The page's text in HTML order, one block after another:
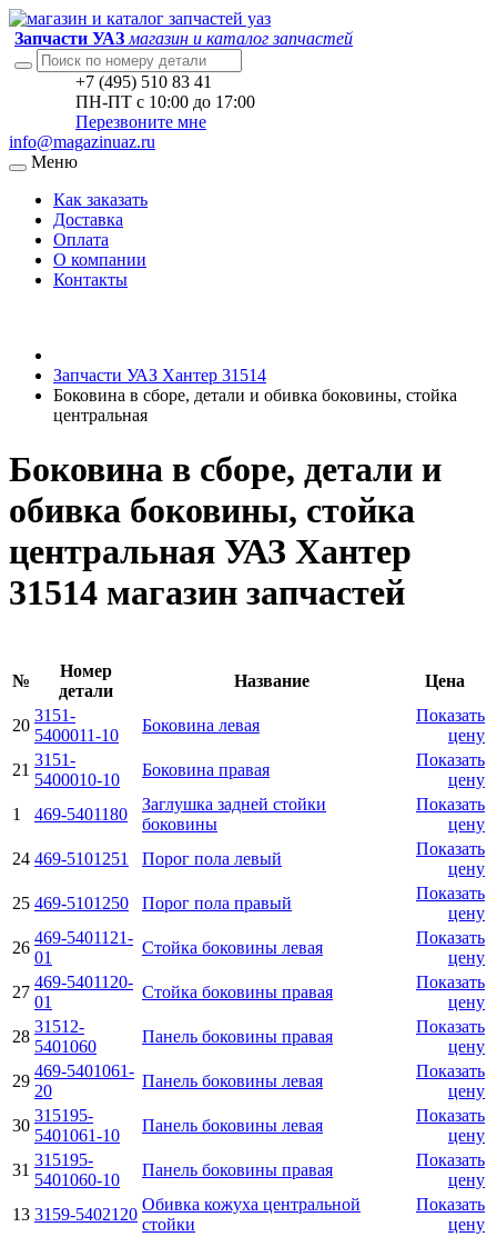
Запчасти УАЗ магазин и каталог запчастей
+7 (495) 510 83 41
ПН-ПТ с 10:00 до 17:00
Перезвоните мне
info@magazinuaz.ru
Меню
Как заказать
Доставка
Оплата
О компании
Контакты
Запчасти УАЗ Хантер 31514
Боковина в сборе, детали и обивка боковины, стойка
центральная
Боковина в сборе, детали и
обивка боковины, стойка
центральная УАЗ Хантер
31514 магазин запчастей
№
Номер
детали
Название Цена
20
3151-
5400011-10
Боковина левая
Показать
цену
21
3151-
5400010-10
Боковина правая
Показать
цену
1
469-5401180
Заглушка задней стойки
боковины
Показать
цену
24 469-5101251 Порог пола левый
Показать
цену
25 469-5101250 Порог пола правый
Показать
цену
26
469-5401121-
01
Стойка боковины левая
Показать
цену
27
469-5401120-
01
Стойка боковины правая
Показать
цену
28
31512-
5401060
Панель боковины правая
Показать
цену
29
469-5401061-
20
Панель боковины левая
Показать
цену
30
315195-
5401061-10
Панель боковины левая
Показать
цену
31
315195-
5401060-10
Панель боковины правая
Показать
цену
13 3159-5402120
Обивка кожуха центральной
стойки
Показать
цену